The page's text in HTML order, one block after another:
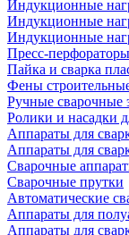
Индукционные
Индукционные
Индукционные
Пресс-перфораторы
Пайка и сварка
Фены
Ручные сварочные
Ролики и насадки
Аппараты для
Аппараты для
Сварочные
Сварочные прутки
Автоматические
Аппараты для
Аппараты для